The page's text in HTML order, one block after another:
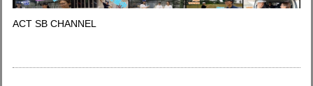
ACT SB CHANNEL